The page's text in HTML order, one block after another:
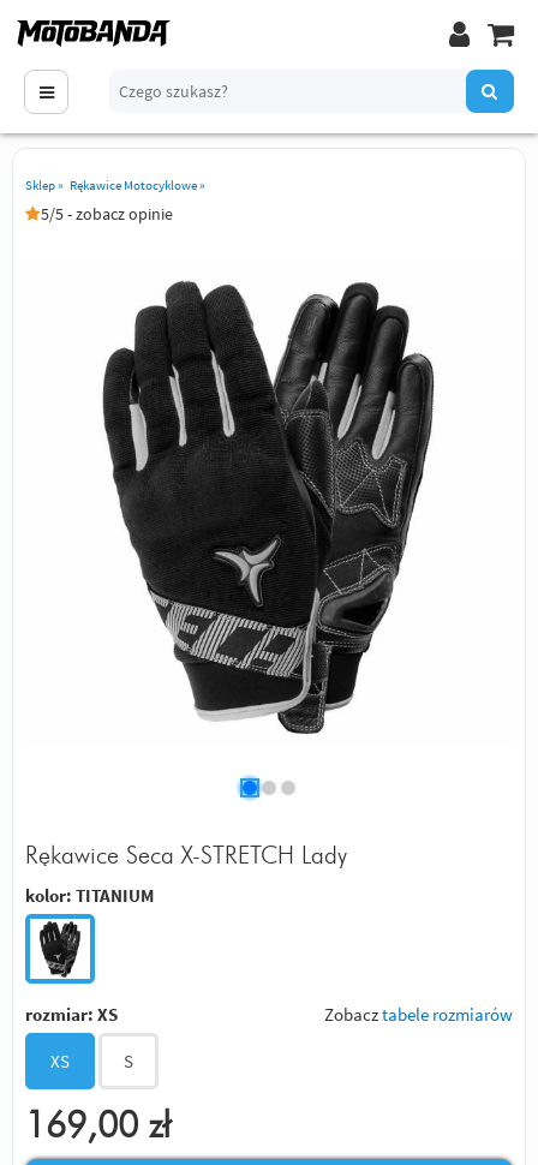
Sklep» Rękawice Motocyklowe»
5/5 - zobacz opinie
Rękawice Seca X-STRETCH Lady
kolor: TITANIUM
rozmiar: XS Zobacztabele rozmiarów
XS S
169,00 zł